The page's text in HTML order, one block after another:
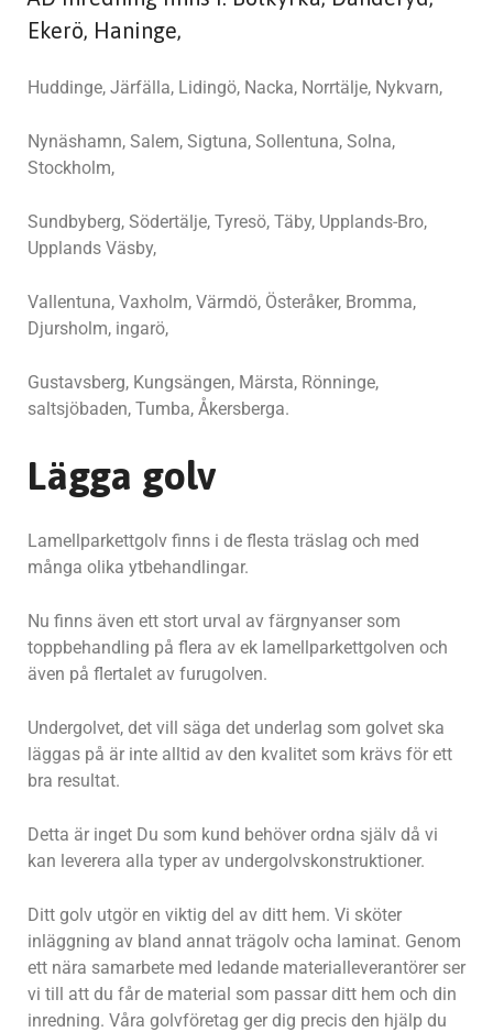
Ekerö, Haninge,
Huddinge, Järfälla, Lidingö, Nacka, Norrtälje, Nykvarn,
Nynäshamn, Salem, Sigtuna, Sollentuna, Solna,
Stockholm,
Sundbyberg, Södertälje, Tyresö, Täby, Upplands-Bro,
Upplands Väsby,
Vallentuna, Vaxholm, Värmdö, Österåker, Bromma,
Djursholm, ingarö,
Gustavsberg, Kungsängen, Märsta, Rönninge,
saltsjöbaden, Tumba, Åkersberga.
Lägga golv
Lamellparkettgolv finns i de flesta träslag och med
många olika ytbehandlingar.
Nu finns även ett stort urval av färgnyanser som
toppbehandling på flera av ek lamellparkettgolven och
även på flertalet av furugolven.
Undergolvet, det vill säga det underlag som golvet ska
läggas på är inte alltid av den kvalitet som krävs för ett
bra resultat.
Detta är inget Du som kund behöver ordna själv då vi
kan leverera alla typer av undergolvskonstruktioner.
Ditt golv utgör en viktig del av ditt hem. Vi sköter
inläggning av bland annat trägolv ocha laminat. Genom
ett nära samarbete med ledande materialleverantörer ser
vi till att du får de material som passar ditt hem och din
inredning. Våra golvföretag ger dig precis den hjälp du